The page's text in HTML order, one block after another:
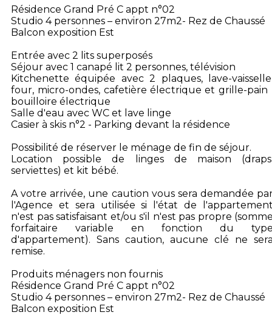
Résidence Grand Pré C appt n°02
Studio 4 personnes – environ 27m2- Rez de Chaussé
Balcon exposition Est
Entrée avec 2 lits superposés
Séjour avec 1 canapé lit 2 personnes, télévision
Kitchenette équipée avec 2 plaques, lave-
four, micro-ondes, cafetière électrique et grille-pain
bouilloire électrique
Salle d'eau avec WC et lave linge
Casier à skis n°2 - Parking devant la résidence
Possibilité de réserver le ménage de fin de séjour.
Location possible de linges de maison
serviettes) et kit bébé.
A votre arrivée, une caution vous sera demandée
l'Agence et sera utilisée si l'état de
n'est pas satisfaisant et/ou s'il n'est pas propre
forfaitaire variable en fonction du
d'appartement). Sans caution, aucune clé ne
remise.
Produits ménagers non fournis
Résidence Grand Pré C appt n°02
Studio 4 personnes – environ 27m2- Rez de Chaussé
Balcon exposition Est